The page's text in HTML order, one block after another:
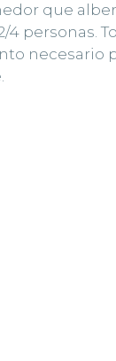
que
4 personas.
necesario